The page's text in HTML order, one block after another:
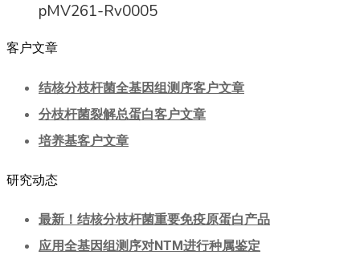
pMV261-Rv0005
客户文章
结核分枝杆菌全基因组测序客户文章
分枝杆菌裂解总蛋白客户文章
培养基客户文章
研究动态
最新！结核分枝杆菌重要免疫原蛋白产品
应用全基因组测序对NTM进行种属鉴定